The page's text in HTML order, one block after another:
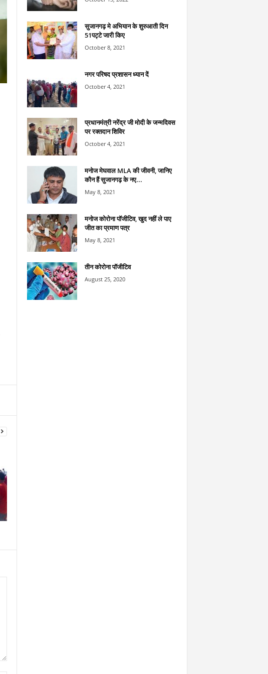
सुजानगढ़ मे अभियान के शुरुआती दिन
51पट्टे जारी किए
October 8, 2021
नगर परिषद प्रशासन ध्यान दें
October 4, 2021
प्रधानमंत्री नरेंद्र जी मोदी के जन्मदिवस
पर रक्तदान शिविर
October 4, 2021
मनोज मेघवाल MLA की जीवनी, जानिए
कौन हैं सुजानगढ़ के नए...
May 8, 2021
मनोज कोरोना पॉजीटिव, खुद नहीं ले पाए
जीत का प्रमाण पत्र
May 8, 2021
तीन कोरोना पॉजीटिव
August 25, 2020